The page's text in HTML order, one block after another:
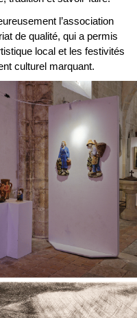
l’association
de qualité, qui a permis
local et les festivités
culturel marquant.